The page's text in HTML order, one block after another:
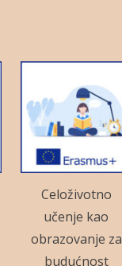
Celoživotno
učenje kao
obrazovanje za
budućnost